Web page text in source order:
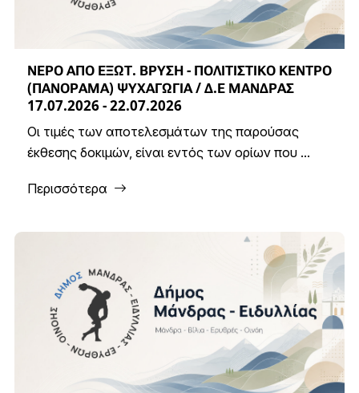
ΝΕΡΟ ΑΠΟ ΕΞΩΤ. ΒΡΥΣΗ - ΠΟΛΙΤΙΣΤΙΚΟ ΚΕΝΤΡΟ
(ΠΑΝΟΡΑΜΑ) ΨΥΧΑΓΩΓΙΑ / Δ.Ε ΜΑΝΔΡΑΣ
17.07.2026 - 22.07.2026
Οι τιμές των αποτελεσμάτων της παρούσας
έκθεσης δοκιμών, είναι εντός των ορίων που ...
Περισσότερα